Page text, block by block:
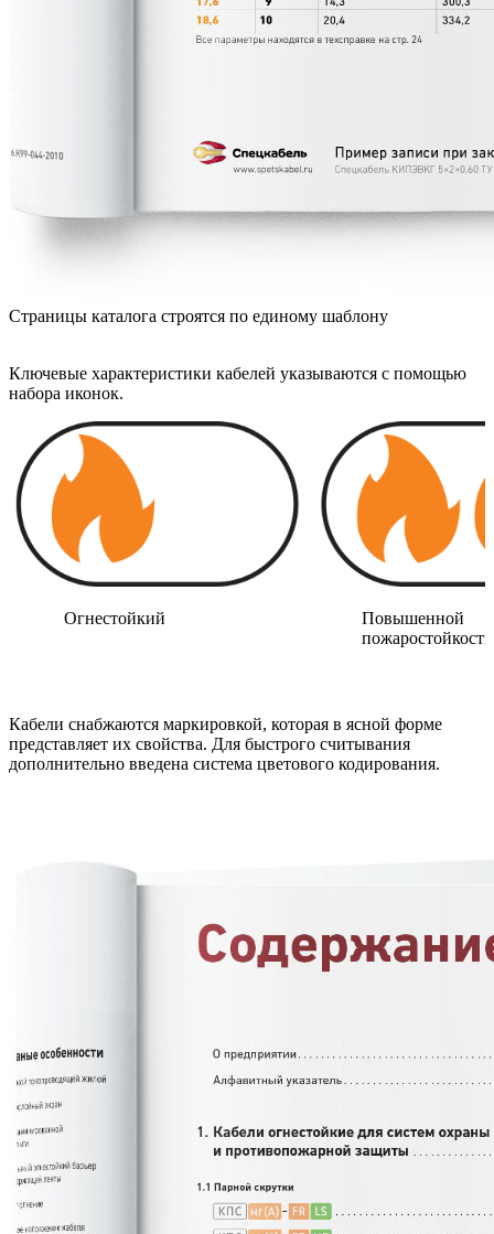
Страницы каталога строятся по единому шаблону
Ключевые характеристики кабелей указываются с помощью
набора иконок.
Огнестойкий
Повышенной
пожаростойкости
Кабели снабжаются маркировкой, которая в ясной форме
представляет их свойства. Для быстрого считывания
дополнительно введена система цветового кодирования.